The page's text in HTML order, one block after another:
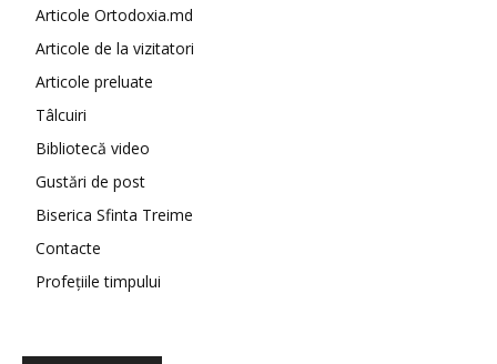
Articole Ortodoxia.md
Articole de la vizitatori
Articole preluate
Tâlcuiri
Bibliotecă video
Gustări de post
Biserica Sfinta Treime
Contacte
Profețiile timpului